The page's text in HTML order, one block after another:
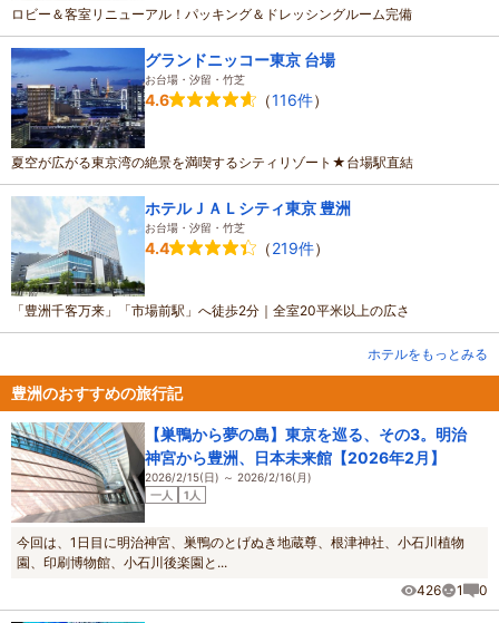
ロビー＆客室リニューアル！パッキング＆ドレッシングルーム完備
グランドニッコー東京 台場
お台場・汐留・竹芝
4.6 （116件）
夏空が広がる東京湾の絶景を満喫するシティリゾート★台場駅直結
ホテルＪＡＬシティ東京 豊洲
お台場・汐留・竹芝
4.4 （219件）
「豊洲千客万来」「市場前駅」へ徒歩2分｜全室20平米以上の広さ
ホテルをもっとみる
豊洲のおすすめの旅行記
【巣鴨から夢の島】東京を巡る、その3。明治
神宮から豊洲、日本未来館【2026年2月】
2026/2/15(日) ～ 2026/2/16(月)
一人
1人
今回は、1日目に明治神宮、巣鴨のとげぬき地蔵尊、根津神社、小石川植物
園、印刷博物館、小石川後楽園と...
426
1 0